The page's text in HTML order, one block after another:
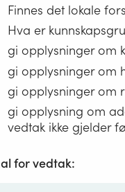
Finnes det lokale
Hva er
gi opplysninger om
gi opplysninger om
gi opplysninger om
gi opplysning om
vedtak ikke gjelder
for vedtak: